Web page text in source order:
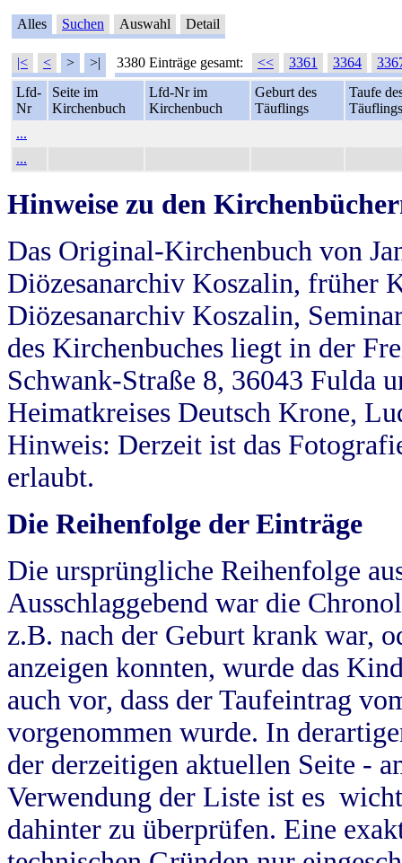
Alles Suchen Auswahl Detail
|< < > >| 3380 Einträge gesamt: << 3361 3364
Lfd-
Nr
Seite im
Kirchenbuch
Lfd-Nr im
Kirchenbuch
Geburt des
Täuflings
Taufe
Täuflings
...
...
Hinweise zu den
Das Original-Kirchenbuch von
Diözesanarchiv Koszalin, früher
Diözesanarchiv Koszalin,
des Kirchenbuches liegt in der
Schwank-Straße 8, 36043 Fulda
Heimatkreises Deutsch Krone,
Hinweis: Derzeit ist das
erlaubt.
Die Reihenfolge der Einträge
Die ursprüngliche Reihenfolge
Ausschlaggebend war die
z.B. nach der Geburt krank war,
anzeigen konnten, wurde das
auch vor, dass der Taufeintrag
vorgenommen wurde. In
der derzeitigen aktuellen Seite -
Verwendung der Liste ist es
dahinter zu überprüfen. Eine